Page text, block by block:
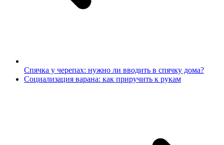
Спячка у черепах: нужно ли вводить в спячку дома?
Социализация варана: как приручить к рукам